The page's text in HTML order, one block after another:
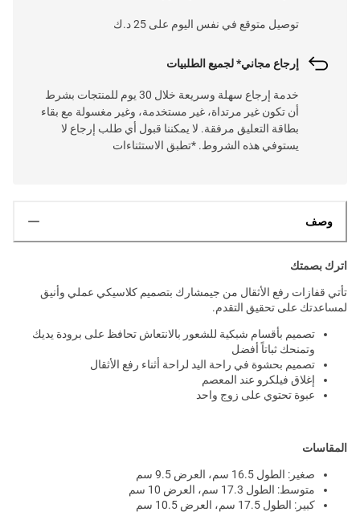
توصيل متوقع في نفس اليوم على 25 د.ك
إرجاع مجاني* لجميع الطلبيات
خدمة إرجاع سهلة وسريعة خلال 30 يوم للمنتجات بشرط
أن تكون غير مرتداة، غير مستخدمة، وغير مغسولة مع بقاء
بطاقة التعليق مرفقة. لا يمكننا قبول أي طلب إرجاع لا
يستوفي هذه الشروط. *تطبق الاستثناءات
وصف
اترك بصمتك
تأتي قفازات رفع الأثقال من جيمشارك بتصميم كلاسيكي عملي وأنيق
لمساعدتك على تحقيق التقدم.
تصميم بأقسام شبكية للشعور بالانتعاش تحافظ على برودة يديك
وتمنحك ثباتاً أفضل
تصميم بحشوة في راحة اليد لراحة أثناء رفع الأثقال
إغلاق فيلكرو عند المعصم
عبوة تحتوي على زوج واحد
المقاسات
صغير: الطول 16.5 سم، العرض 9.5 سم
متوسط: الطول 17.3 سم، العرض 10 سم
كبير: الطول 17.5 سم، العرض 10.5 سم